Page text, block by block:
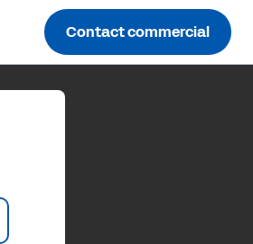
Contact commercial